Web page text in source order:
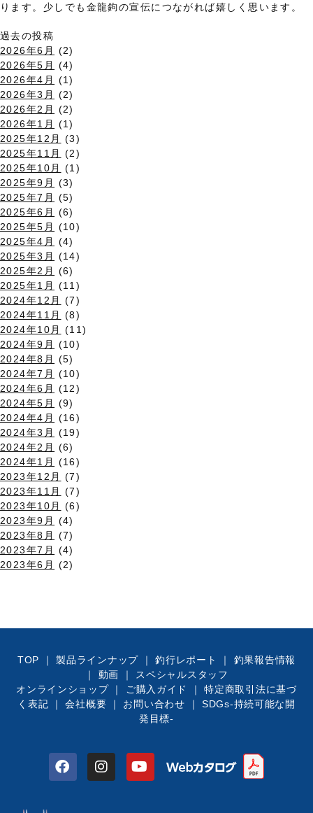
ります。少しでも金龍鉤の宣伝につながれば嬉しく思います。
過去の投稿
2026年6月
(2)
2026年5月
(4)
2026年4月
(1)
2026年3月
(2)
2026年2月
(2)
2026年1月
(1)
2025年12月
(3)
2025年11月
(2)
2025年10月
(1)
2025年9月
(3)
2025年7月
(5)
2025年6月
(6)
2025年5月
(10)
2025年4月
(4)
2025年3月
(14)
2025年2月
(6)
2025年1月
(11)
2024年12月
(7)
2024年11月
(8)
2024年10月
(11)
2024年9月
(10)
2024年8月
(5)
2024年7月
(10)
2024年6月
(12)
2024年5月
(9)
2024年4月
(16)
2024年3月
(19)
2024年2月
(6)
2024年1月
(16)
2023年12月
(7)
2023年11月
(7)
2023年10月
(6)
2023年9月
(4)
2023年8月
(7)
2023年7月
(4)
2023年6月
(2)
TOP ｜製品ラインナップ ｜釣行レポート ｜ 釣果報告情報
｜ 動画 ｜
スペシャルスタッフ
オンラインショップ｜ ご購入ガイド ｜特定商取引法に基づ
く表記 ｜会社概要 ｜ お問い合わせ ｜ SDGs-持続可能な開
発目標-